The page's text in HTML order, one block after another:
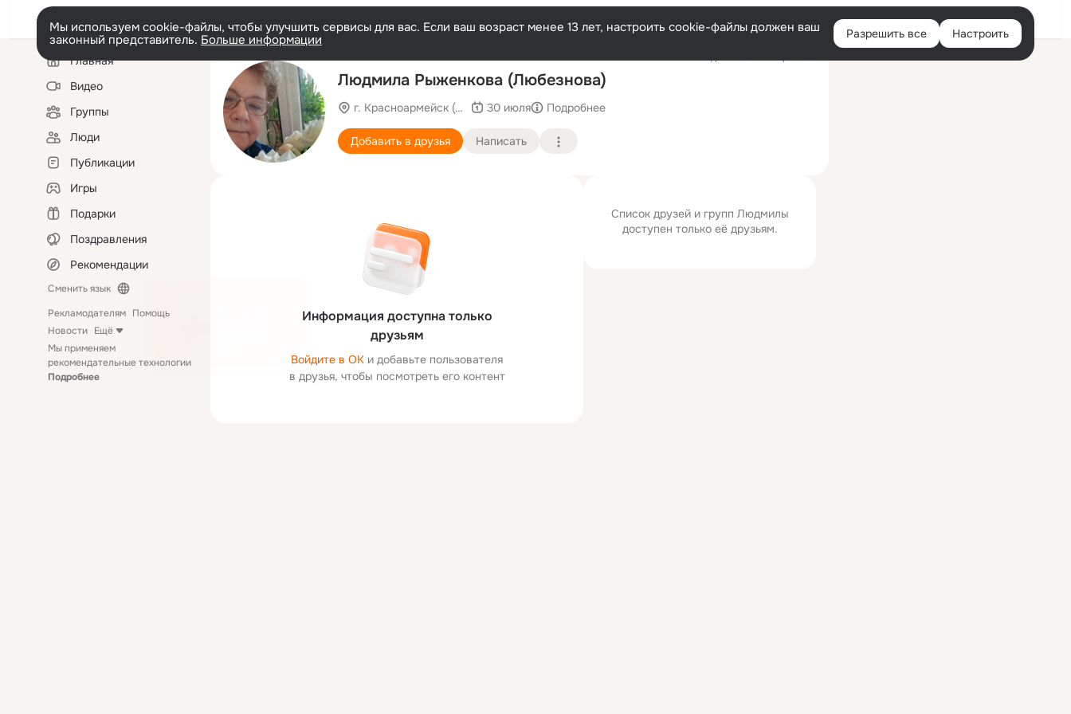
Войти
Мы используем cookie-файлы, чтобы улучшить сервисы для вас. Если ваш возраст менее 13 лет, настроить cookie-файлы должен ваш
законный представитель. Больше информации Разрешить все Настроить
Левая
колонкаГлавная
Видео
Группы
Люди
Публикации
Игры
Подарки
Поздравления
Рекомендации
Сменить язык
Рекламодателям Помощь
Новости Ещё
Мы применяем
рекомендательные технологии
Подробнее
Людмила Рыженкова (Любезнова)
г. Красноармейск (Московская область)
30 июля Подробнее
Добавить в друзья Написать
Информация доступна только
друзьям
Войдите в ОК и добавьте пользователя
в друзья, чтобы посмотреть его контент
Список друзей и групп Людмилы
доступен только её друзьям.